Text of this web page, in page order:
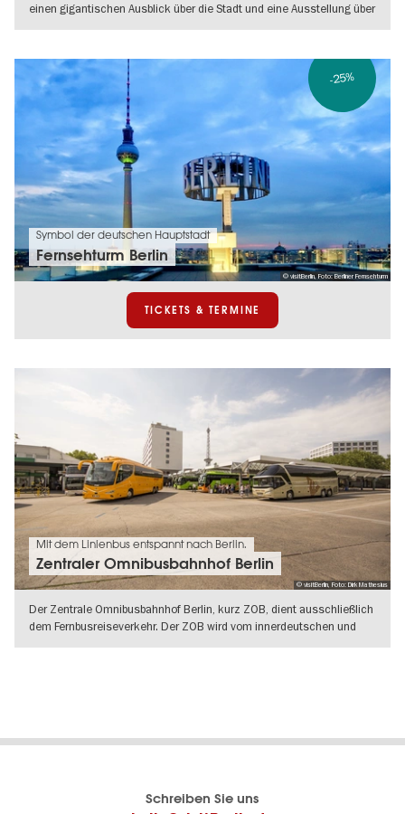
einen gigantischen Ausblick über die Stadt und eine Ausstellung über
© visitBerlin, Foto: Berliner Fernsehturm
Symbol der deutschen Hauptstadt
Fernsehturm Berlin
-25%
TICKETS & TERMINE
© visitBerlin, Foto: Dirk Mathesius
Mit dem Linienbus entspannt nach Berlin.
Zentraler Omnibusbahnhof Berlin
Der Zentrale Omnibusbahnhof Berlin, kurz ZOB, dient ausschließlich
dem Fernbusreiseverkehr. Der ZOB wird vom innerdeutschen und
Schreiben Sie uns